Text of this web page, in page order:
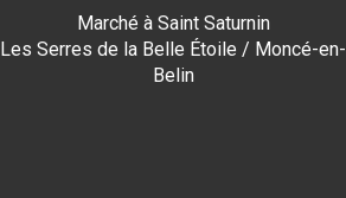
Marché à Saint Saturnin
Les Serres de la Belle Étoile / Moncé-en-
Belin